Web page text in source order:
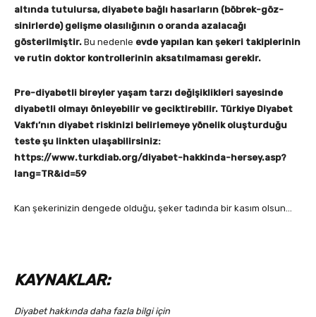
altında tutulursa, diyabete bağlı hasarların (böbrek-göz-
sinirlerde) gelişme olasılığının o oranda azalacağı
gösterilmiştir. Bu nedenle evde yapılan kan şekeri takiplerinin
ve rutin doktor kontrollerinin aksatılmaması gerekir.
Pre-diyabetli bireyler yaşam tarzı değişiklikleri sayesinde
diyabetli olmayı önleyebilir ve geciktirebilir. Türkiye Diyabet
Vakfı’nın diyabet riskinizi belirlemeye yönelik oluşturduğu
teste şu linkten ulaşabilirsiniz:
https://www.turkdiab.org/diyabet-hakkinda-hersey.asp?
lang=TR&id=59
Kan şekerinizin dengede olduğu, şeker tadında bir kasım olsun…
KAYNAKLAR:
Diyabet hakkında daha fazla bilgi için